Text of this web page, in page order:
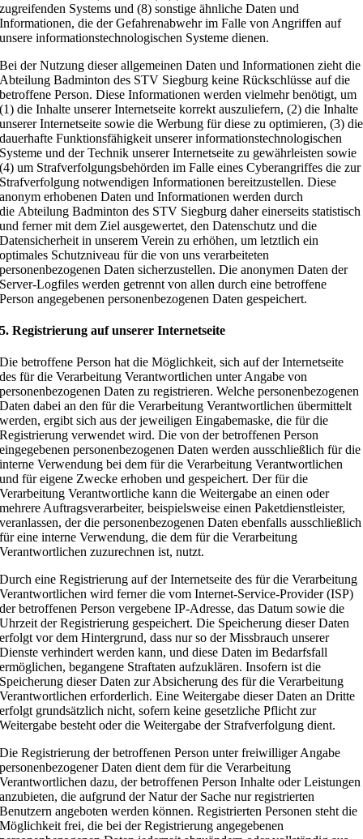
zugreifenden Systems und (8) sonstige ähnliche Daten und
Informationen, die der Gefahrenabwehr im Falle von Angriffen auf
unsere informationstechnologischen Systeme dienen.
Bei der Nutzung dieser allgemeinen Daten und Informationen zieht die
Abteilung Badminton des STV Siegburg keine Rückschlüsse auf die
betroffene Person. Diese Informationen werden vielmehr benötigt, um
(1) die Inhalte unserer Internetseite korrekt auszuliefern, (2) die Inhalte
unserer Internetseite sowie die Werbung für diese zu optimieren, (3) die
dauerhafte Funktionsfähigkeit unserer informationstechnologischen
Systeme und der Technik unserer Internetseite zu gewährleisten sowie
(4) um Strafverfolgungsbehörden im Falle eines Cyberangriffes die zur
Strafverfolgung notwendigen Informationen bereitzustellen. Diese
anonym erhobenen Daten und Informationen werden durch
die Abteilung Badminton des STV Siegburg daher einerseits statistisch
und ferner mit dem Ziel ausgewertet, den Datenschutz und die
Datensicherheit in unserem Verein zu erhöhen, um letztlich ein
optimales Schutzniveau für die von uns verarbeiteten
personenbezogenen Daten sicherzustellen. Die anonymen Daten der
Server-Logfiles werden getrennt von allen durch eine betroffene
Person angegebenen personenbezogenen Daten gespeichert.
5. Registrierung auf unserer Internetseite
Die betroffene Person hat die Möglichkeit, sich auf der Internetseite
des für die Verarbeitung Verantwortlichen unter Angabe von
personenbezogenen Daten zu registrieren. Welche personenbezogenen
Daten dabei an den für die Verarbeitung Verantwortlichen übermittelt
werden, ergibt sich aus der jeweiligen Eingabemaske, die für die
Registrierung verwendet wird. Die von der betroffenen Person
eingegebenen personenbezogenen Daten werden ausschließlich für die
interne Verwendung bei dem für die Verarbeitung Verantwortlichen
und für eigene Zwecke erhoben und gespeichert. Der für die
Verarbeitung Verantwortliche kann die Weitergabe an einen oder
mehrere Auftragsverarbeiter, beispielsweise einen Paketdienstleister,
veranlassen, der die personenbezogenen Daten ebenfalls ausschließlich
für eine interne Verwendung, die dem für die Verarbeitung
Verantwortlichen zuzurechnen ist, nutzt.
Durch eine Registrierung auf der Internetseite des für die Verarbeitung
Verantwortlichen wird ferner die vom Internet-Service-Provider (ISP)
der betroffenen Person vergebene IP-Adresse, das Datum sowie die
Uhrzeit der Registrierung gespeichert. Die Speicherung dieser Daten
erfolgt vor dem Hintergrund, dass nur so der Missbrauch unserer
Dienste verhindert werden kann, und diese Daten im Bedarfsfall
ermöglichen, begangene Straftaten aufzuklären. Insofern ist die
Speicherung dieser Daten zur Absicherung des für die Verarbeitung
Verantwortlichen erforderlich. Eine Weitergabe dieser Daten an Dritte
erfolgt grundsätzlich nicht, sofern keine gesetzliche Pflicht zur
Weitergabe besteht oder die Weitergabe der Strafverfolgung dient.
Die Registrierung der betroffenen Person unter freiwilliger Angabe
personenbezogener Daten dient dem für die Verarbeitung
Verantwortlichen dazu, der betroffenen Person Inhalte oder Leistungen
anzubieten, die aufgrund der Natur der Sache nur registrierten
Benutzern angeboten werden können. Registrierten Personen steht die
Möglichkeit frei, die bei der Registrierung angegebenen